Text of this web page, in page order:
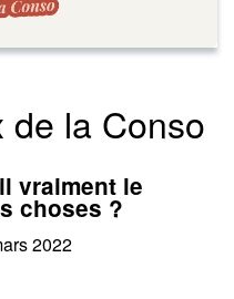
de la Conso
vraiment le
choses ?
2022